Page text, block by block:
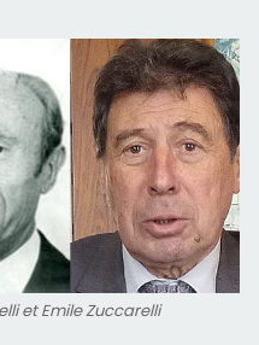
et Emile Zuccarelli